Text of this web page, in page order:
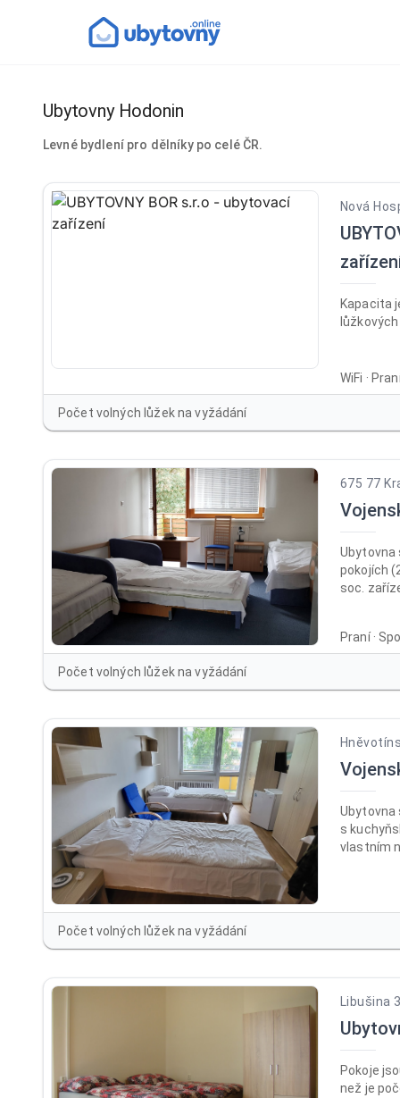
Ubytovny Hodonin
Levné bydlení pro dělníky po celé ČR.
Nová
Kapacita
WiFi ·
Počet volných lůžek na vyžádání
675 77
Ubytovna
pokojích
soc.
recepce,
altán
v provozu
Praní ·
Počet volných lůžek na vyžádání
Ubytovna
s
vlastním
LCD TV.
lůžkoviny.
Počet volných lůžek na vyžádání
Libušina
Pokoje
než je